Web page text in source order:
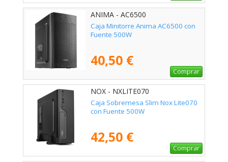
ANIMA - AC6500
Caja Minitorre Anima AC6500 con
Fuente 500W
40,50 €
Comprar
NOX - NXLITE070
Caja Sobremesa Slim Nox Lite070
con Fuente 500W
42,50 €
Comprar